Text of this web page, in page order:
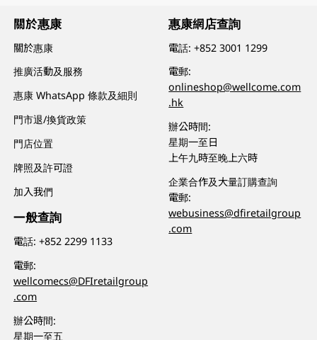
關於惠康
關於惠康
推廣活動及服務
惠康 WhatsApp 條款及細則
門市退/換貨政策
門店位置
牌照及許可證
加入我們
一般查詢
電話:+852 2299 1133
電郵:
wellcomecs@DFIretailgroup
.com
辦公時間:
星期一至五
惠康網店查詢
電話:+852 3001 1299
電郵:
onlineshop@wellcome.com
.hk
辦公時間:
星期一至日
上午九時至晚上六時
企業合作及大量訂購查詢
電郵:
webusiness@dfiretailgroup
.com